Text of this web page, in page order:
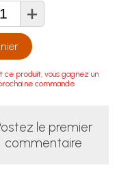
+
produit, vous gagnez un
commande.
le premier
commentaire